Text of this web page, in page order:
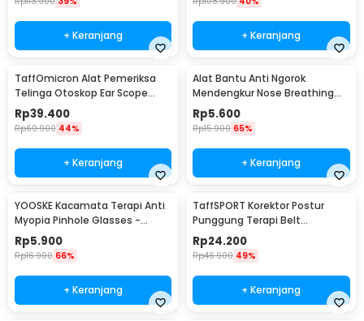
+ Keranjang + Keranjang
TaffOmicron Alat Pemeriksa
Telinga Otoskop Ear Scope
with LED Light - KT-GF08HA
Rp39.400
Rp69.900 44%
+ Keranjang
Alat Bantu Anti Ngorok
Mendengkur Nose Breathing
Stop Snoring 4 PCS
Rp5.600
Rp15.900 65%
+ Keranjang
YOOSKE Kacamata Terapi Anti
Myopia Pinhole Glasses -
D11301
Rp5.900
Rp16.900 66%
+ Keranjang
TaffSPORT Korektor Postur
Punggung Terapi Belt
Magnetic L - T025
Rp24.200
Rp46.900 49%
+ Keranjang